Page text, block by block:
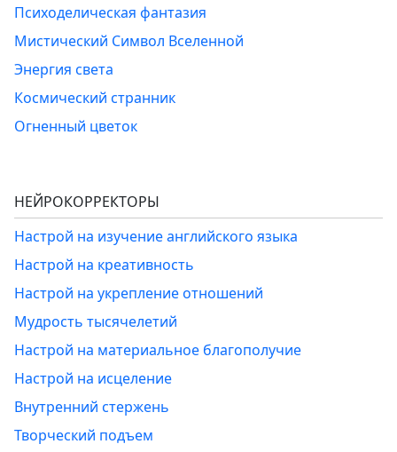
Психоделическая фантазия
Мистический Символ Вселенной
Энергия света
Космический странник
Огненный цветок
НЕЙРОКОРРЕКТОРЫ
Настрой на изучение английского языка
Настрой на креативность
Настрой на укрепление отношений
Мудрость тысячелетий
Настрой на материальное благополучие
Настрой на исцеление
Внутренний стержень
Творческий подъем